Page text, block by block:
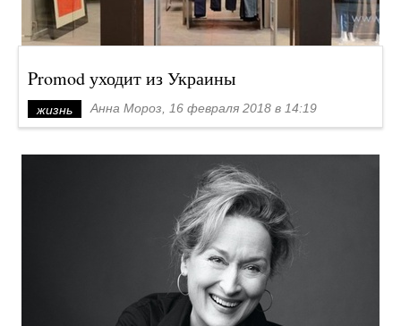
Promod уходит из Украины
жизнь Анна Мороз, 16 февраля 2018 в 14:19